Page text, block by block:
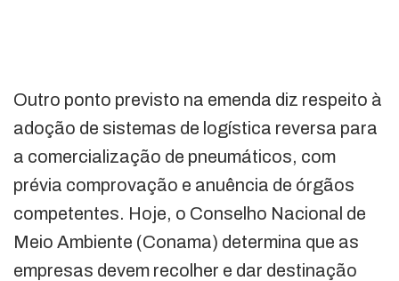
Outro ponto previsto na emenda diz respeito à
adoção de sistemas de logística reversa para
a comercialização de pneumáticos, com
prévia comprovação e anuência de órgãos
competentes. Hoje, o Conselho Nacional de
Meio Ambiente (Conama) determina que as
empresas devem recolher e dar destinação